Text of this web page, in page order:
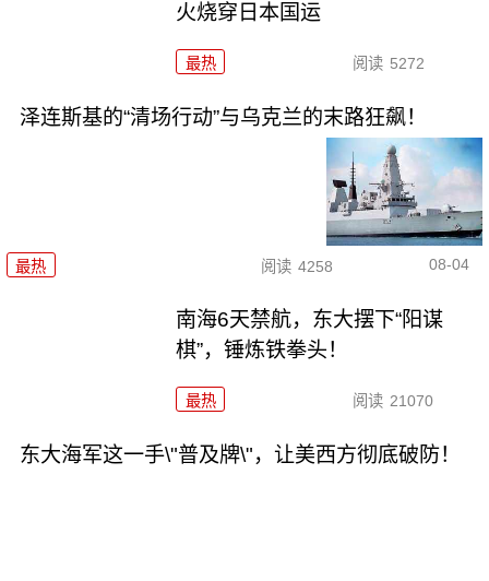
火烧穿日本国运
最热 阅读 5272
泽连斯基的“清场行动”与乌克兰的末路狂飙！
最热 阅读 4258 08-04
南海6天禁航，东大摆下“阳谋
棋”，锤炼铁拳头！
最热 阅读 21070
东大海军这一手\"普及牌\"，让美西方彻底破防！